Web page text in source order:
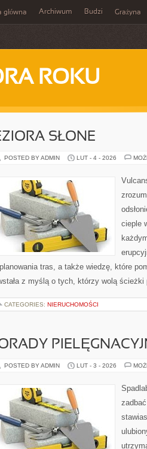
główna Archiwum Budzi Grażyna
ROKU
SŁONE
POSTED BY ADMIN LUT - 4 - 2026
cieple
tras, a także wiedzę, które
z myślą o tych, którzy wolą
CATEGORIES: NIERUCHOMOŚCI
POSTED BY ADMIN LUT - 3 - 2026